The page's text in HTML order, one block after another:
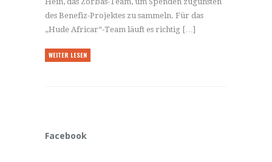
des Benefiz-Projektes zu sammeln. Für das
„Hude Africar“-Team läuft es richtig […]
WEITER LESEN
Facebook